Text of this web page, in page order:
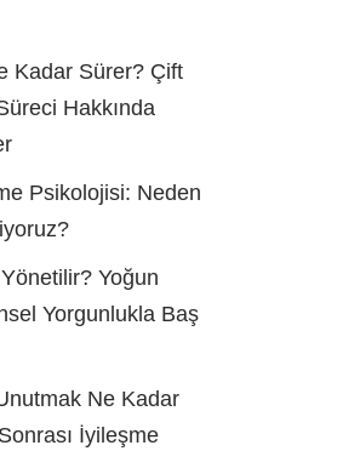
Kadar Sürer? Çift
Hakkında
Psikolojisi: Neden
Yoğun
Yorgunlukla Baş
Ne Kadar
İyileşme